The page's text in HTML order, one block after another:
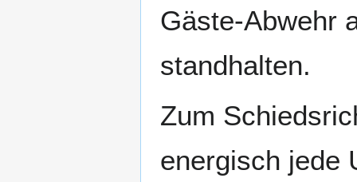
Gäste-Abwehr
standhalten.
Zum
energisch jede